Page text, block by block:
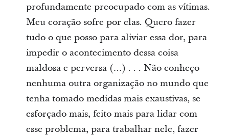
profundamente preocupado com as vítimas.
Meu coração sofre por elas. Quero fazer
tudo o que posso para aliviar essa dor, para
impedir o acontecimento dessa coisa
maldosa e perversa (…) . . . Não conheço
nenhuma outra organização no mundo que
tenha tomado medidas mais exaustivas, se
esforçado mais, feito mais para lidar com
esse problema, para trabalhar nele, fazer